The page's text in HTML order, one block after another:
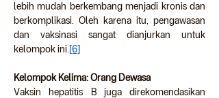
lebih mudah berkembang menjadi kronis dan
berkomplikasi. Oleh karena itu, pengawasan
dan vaksinasi sangat dianjurkan untuk
kelompok ini. [6]
Kelompok Kelima: Orang Dewasa
Vaksin hepatitis B juga direkomendasikan